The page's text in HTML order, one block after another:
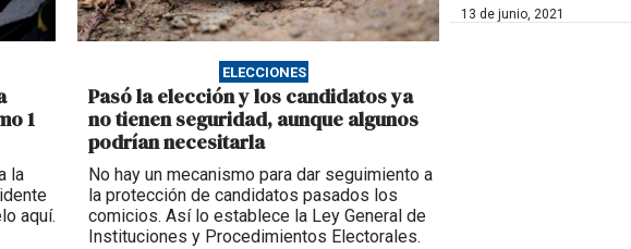
1
la
aquí.
ELECCIONES
Pasó la elección y los candidatos ya
no tienen seguridad, aunque algunos
podrían necesitarla
No hay un mecanismo para dar seguimiento a
la protección de candidatos pasados los
comicios. Así lo establece la Ley General de
Instituciones y Procedimientos Electorales.
13 de junio, 2021